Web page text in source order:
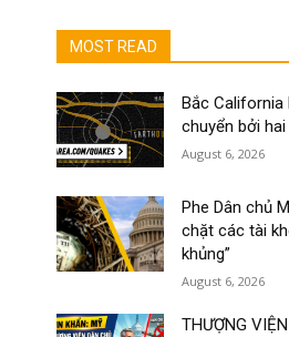
MOST READ
Bắc California
chuyển bởi
August 6, 2026
Phe Dân chủ
chặt các tài
khủng”
August 6, 2026
THƯỢNG